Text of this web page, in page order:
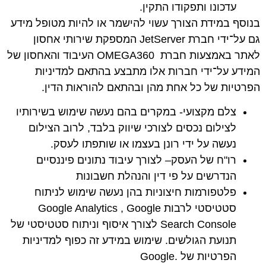
עדכונו ותפקודו התקין.
בנוסף במידת הצורך עשוי להישמר או להיות מטופל מידע
גם על־ידי חברת JetServer המספקת שירותי אחסון
לאתר באמצעות חברת OMEGA360 העיבוד והאחסון של
המידע על־ידי חברות אלו מתבצע בהתאם למדיניות
הפרטיות של כל אחת מהן ובהתאם להוראות הדין.
צלם מקצועי- במקרים בהם נעשה שימוש בשירותיו
לצילום נכסים לצורכי שיווק בלבד, לרוב הצילום
נעשה על ידי רונן בעצמו או שותפתו לעסק.
רו"ח של העסק– לצורך עיבוד נתונים פיננסיים
הנדרשים על פי דין והנהלת חשבונות
פלטפורמות חיצוניות בהן נעשה שימוש לניתוח
סטטיסטי לרבות Google Analytics , Google
Search Console לצורך איסוף וניתוח סטטיסטי של
תנועת הגולשים. שימוש במידע זה כפוף למדיניות
הפרטיות של .Google